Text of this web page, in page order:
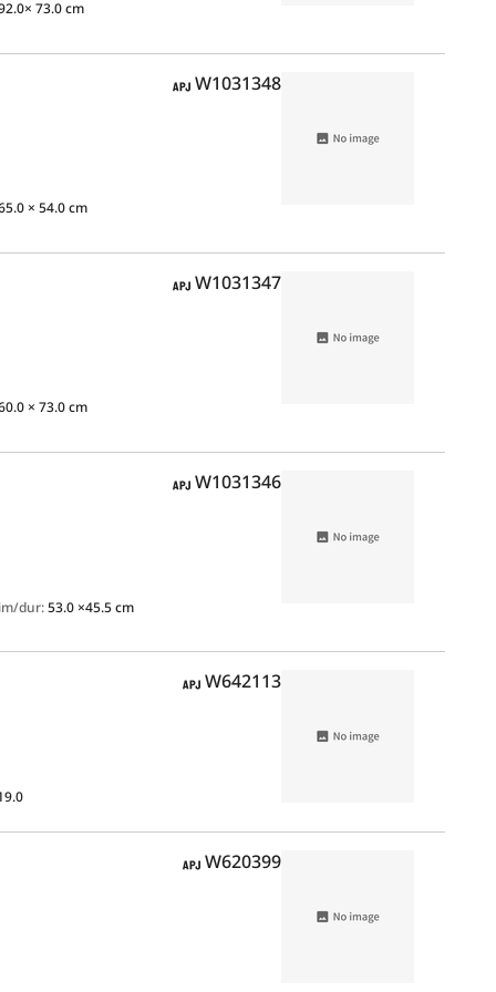
73.0 cm
APJ
W1031348
× 54.0 cm
APJ
W1031347
× 73.0 cm
APJ
W1031346
dur:53.0 ×45.5 cm
APJ
W642113
APJ
W620399